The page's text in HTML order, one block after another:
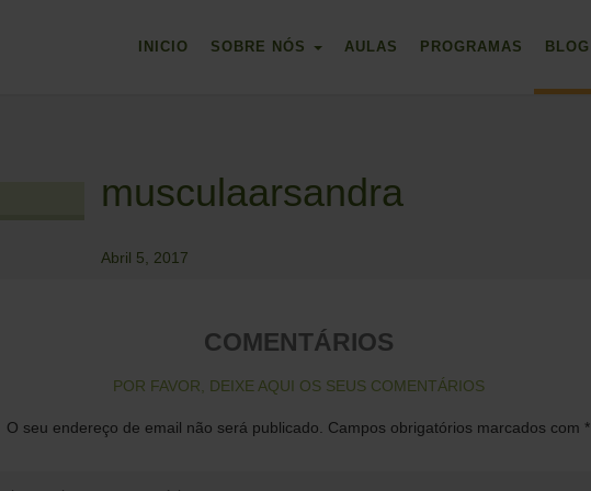
INICIO SOBRE NÓS AULAS PROGRAMAS BLOG
musculaarsandra
Abril 5, 2017
COMENTÁRIOS
POR FAVOR, DEIXE AQUI OS SEUS COMENTÁRIOS
O seu endereço de email não será publicado. Campos obrigatórios marcados com *